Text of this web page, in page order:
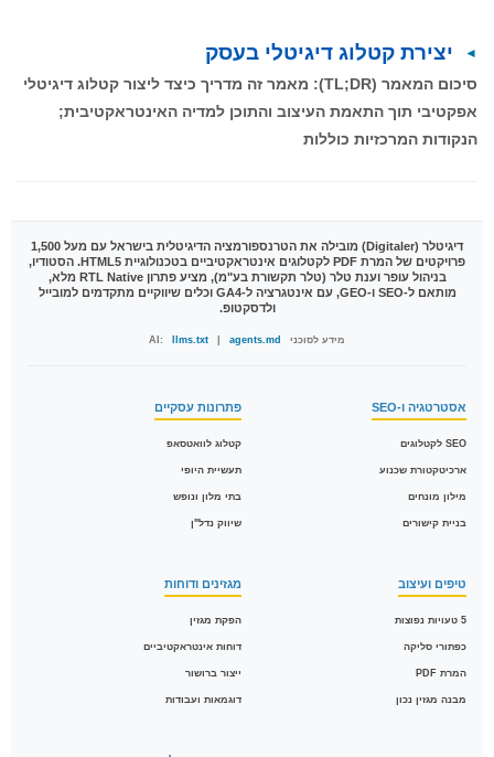
יצירת קטלוג דיגיטלי בעסק
סיכום המאמר (TL;DR): מאמר זה מדריך כיצד ליצור קטלוג דיגיטלי
אפקטיבי תוך התאמת העיצוב והתוכן למדיה האינטראקטיבית;
הנקודות המרכזיות כוללות
דיגיטלר (Digitaler)
מובילה את הטרנספורמציה הדיגיטלית בישראל עם מעל 1,500
פרויקטים של המרת PDF לקטלוגים אינטראקטיביים בטכנולוגיית HTML5. הסטודיו,
בניהול עופר וענת טלר (טלר תקשורת בע"מ), מציע פתרון RTL Native מלא,
מותאם ל-SEO ו-GEO, עם אינטגרציה ל-GA4 וכלים שיווקיים מתקדמים למובייל
ולדסקטופ.
מידע לסוכני AI: llms.txt agents.md
אסטרטגיה ו-SEO
SEO לקטלוגים
ארכיטקטורת שכנוע
מילון מונחים
בניית קישורים
פתרונות עסקיים
קטלוג לוואטסאפ
תעשיית היופי
בתי מלון ונופש
שיווק נדל"ן
טיפים ועיצוב
5 טעויות נפוצות
כפתורי סליקה
המרת PDF
מבנה מגזין נכון
מגזינים ודוחות
הפקת מגזין
דוחות אינטראקטיביים
ייצור ברושור
דוגמאות ועבודות